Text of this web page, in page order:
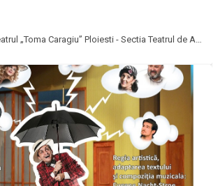
„Toma Caragiu” Ploiesti - Sectia Teatrul de Animatie pentru copii si tineret Imaginario